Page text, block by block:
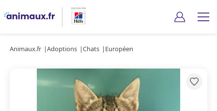
Animaux.fr Adoptions Chats Européen